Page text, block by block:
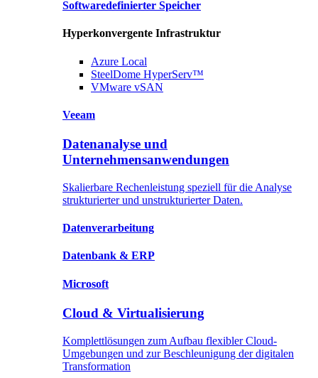
Softwaredefinierter Speicher
Hyperkonvergente Infrastruktur
Azure Local
SteelDome HyperServ™
VMware vSAN
Veeam
Datenanalyse und
Unternehmensanwendungen
Skalierbare Rechenleistung speziell für die Analyse
strukturierter und unstrukturierter Daten.
Datenverarbeitung
Datenbank & ERP
Microsoft
Cloud & Virtualisierung
Komplettlösungen zum Aufbau flexibler Cloud-
Umgebungen und zur Beschleunigung der digitalen
Transformation